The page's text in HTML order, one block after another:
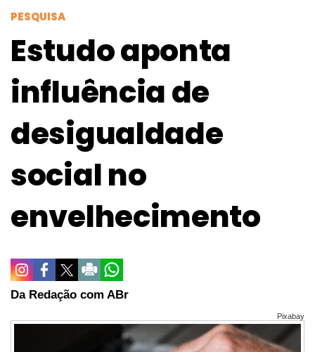
PESQUISA
Estudo aponta
influência de
desigualdade
social no
envelhecimento
Da Redação com ABr
Pixabay